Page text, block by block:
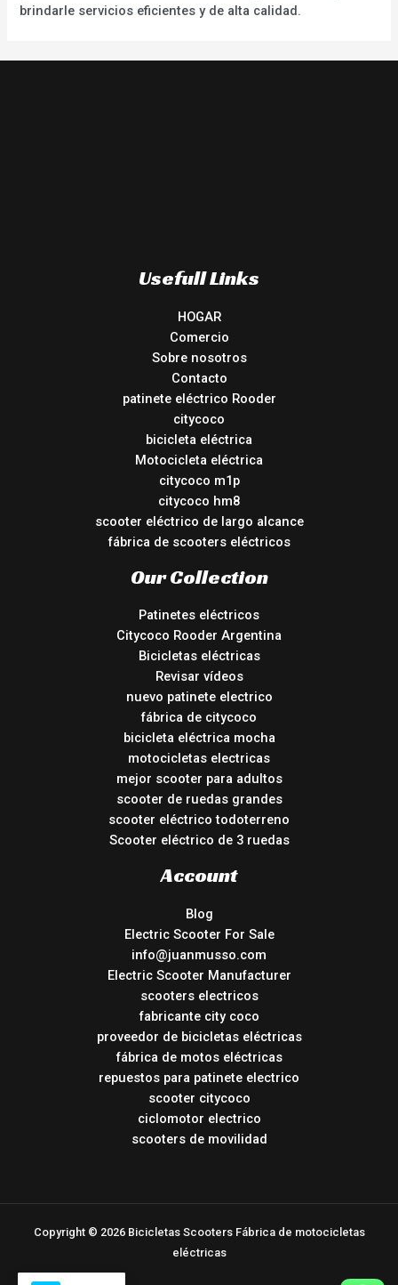
brindarle servicios eficientes y de alta calidad.
Usefull Links
HOGAR
Comercio
Sobre nosotros
Contacto
patinete eléctrico Rooder
citycoco
bicicleta eléctrica
Motocicleta eléctrica
citycoco m1p
citycoco hm8
scooter eléctrico de largo alcance
fábrica de scooters eléctricos
Our Collection
Patinetes eléctricos
Citycoco Rooder Argentina
Bicicletas eléctricas
Revisar vídeos
nuevo patinete electrico
fábrica de citycoco
bicicleta eléctrica mocha
motocicletas electricas
mejor scooter para adultos
scooter de ruedas grandes
scooter eléctrico todoterreno
Scooter eléctrico de 3 ruedas
Account
Blog
Electric Scooter For Sale
info@juanmusso.com
Electric Scooter Manufacturer
scooters electricos
fabricante city coco
proveedor de bicicletas eléctricas
fábrica de motos eléctricas
repuestos para patinete electrico
scooter citycoco
ciclomotor electrico
scooters de movilidad
Copyright © 2026 Bicicletas Scooters Fábrica de motocicletas
eléctricas